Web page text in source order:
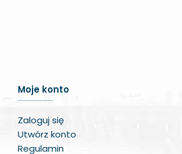
Moje konto
Zaloguj się
Utwórz konto
Regulamin
Zwiększ odstęp w treści
Zmniejsz odstęp w treści
Negatywne kolory